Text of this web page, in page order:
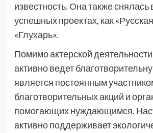
известность. Она также снялась
успешных проектах, как
«Глухарь».
Помимо актерской
активно ведет
является постоянным
благотворительных акций и
помогающих нуждающимся.
активно поддерживает